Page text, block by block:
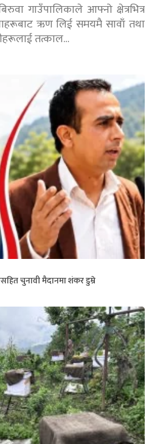
गाउँपालिकाले आफ्नो क्षेत्रभित्र
ऋण लिई समयमै सावाँ तथा
तत्काल…
चुनावी मैदानमा शंकर डुम्रे